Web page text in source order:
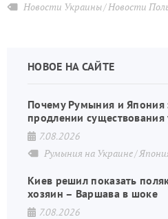
Новости Украины Новости
НОВОЕ НА САЙТЕ
Почему Румыния и Япония
продлении
7.08.2026
Румыния на Украине
Киев решил показать
хозяин – Варшава в шоке
7.08.2026